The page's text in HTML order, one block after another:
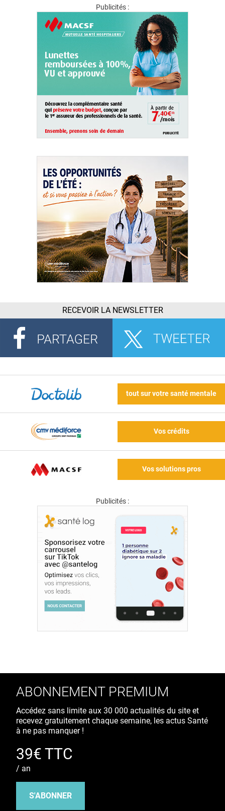
Publicités :
RECEVOIR LA NEWSLETTER
tout sur votre santé mentale
Vos crédits
Vos solutions pros
Publicités :
ABONNEMENT PREMIUM
Accédez sans limite aux 30 000 actualités du site et
recevez gratuitement chaque semaine, les actus Santé
à ne pas manquer !
39€ TTC
/ an
S'ABONNER